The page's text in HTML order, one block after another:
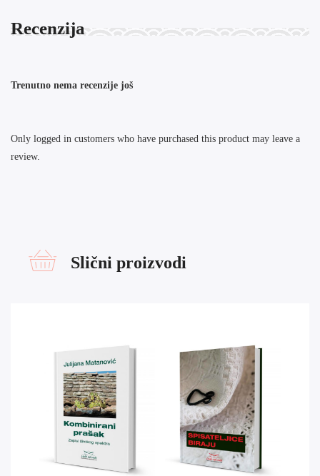
Recenzija
Trenutno nema recenzije još
Only logged in customers who have purchased this product may leave a
review.
Slični proizvodi